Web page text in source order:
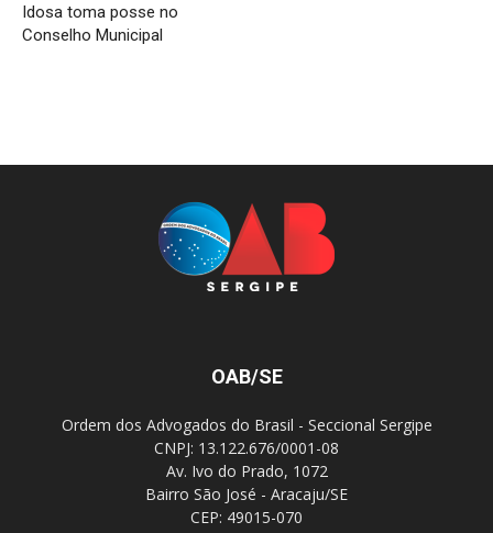
Idosa toma posse no
Conselho Municipal
OAB/SE
Ordem dos Advogados do Brasil - Seccional Sergipe
CNPJ: 13.122.676/0001-08
Av. Ivo do Prado, 1072
Bairro São José - Aracaju/SE
CEP: 49015-070